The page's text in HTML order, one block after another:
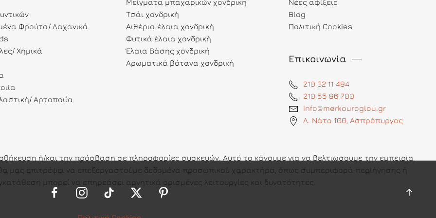
Φρούτα/ Λαχανικά
Χημικά
Αρτοποιία
Μείγματα μπαχαρικών χονδρική
Τσάι χονδρική
Αιθέρια έλαια χονδρική
Φυτικά έλαια χονδρική
Έλαια Βάσης χονδρική
Αρωματικά βότανα χονδρική
Νέες αφίξεις
Blog
Πολιτική Cookies
Επικοινωνία
210 32 11 494
210 55 96 700
info@merkouroglou.gr
Λ. Νάτο 100, Ασπρόπυργος
ή/και την πρόσβαση σε πληροφορίες συσκευών. Αυτό το κάνουμε για να βελτιώσουμε την εμπειρία
θα μας επιτρέψει να επεξεργαστούμε δεδομένα προσωπικού χαρακτήρα, όπως συμπεριφορά περιήγησης ή
μπορεί να επηρεάσει αρνητικά ορισμένες λειτουργίες και δυνατότητες.